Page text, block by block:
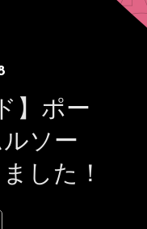
】ポー
ソー
した！